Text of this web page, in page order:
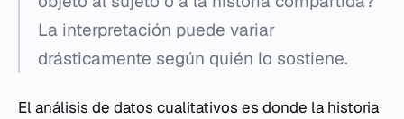
La interpretación puede variar
drásticamente según quién lo sostiene.
El análisis de datos cualitativos es donde la historia